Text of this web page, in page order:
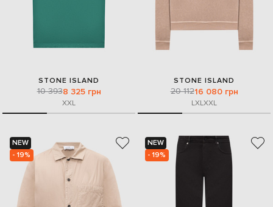
STONE ISLAND
10 3938 325 грн
XXL
STONE ISLAND
20 11216 080 грн
LXLXXL
NEW
- 19%
NEW
- 19%